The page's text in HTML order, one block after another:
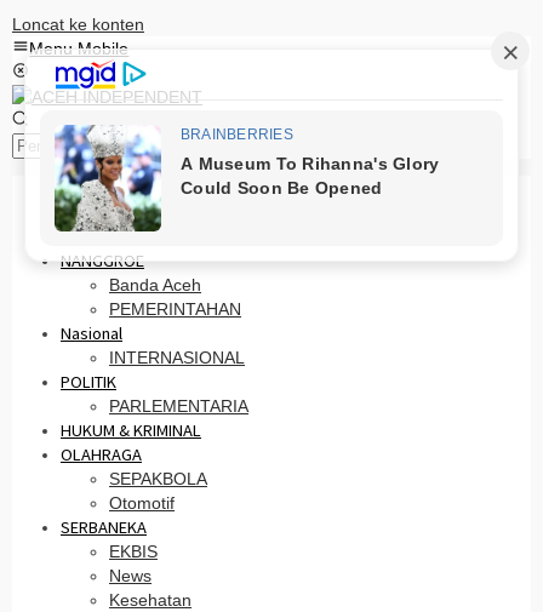
Loncat ke konten
Menu Mobile
HOME
PRO OTONOMI
NANGGROE
Banda Aceh
PEMERINTAHAN
Nasional
INTERNASIONAL
POLITIK
PARLEMENTARIA
HUKUM & KRIMINAL
OLAHRAGA
SEPAKBOLA
Otomotif
SERBANEKA
EKBIS
News
Kesehatan